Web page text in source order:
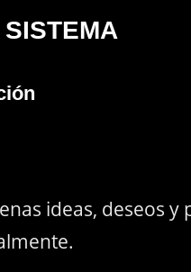
ideas, deseos y